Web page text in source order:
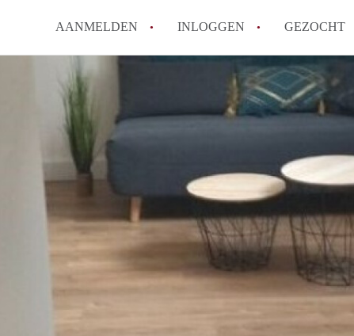
AANMELDEN INLOGGEN GEZOCHT
How to translate
Wat is
Hoeveel kost het om te
Berekent
Alle veelgestelde vragen